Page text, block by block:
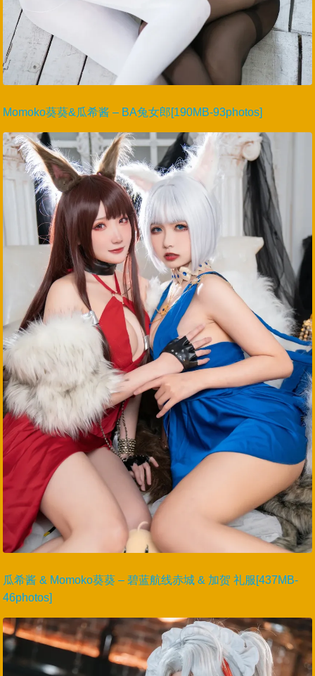
Momoko葵葵&瓜希酱 – BA兔女郎[190MB-93photos]
瓜希酱 & Momoko葵葵 – 碧蓝航线赤城 & 加贺 礼服[437MB-
46photos]